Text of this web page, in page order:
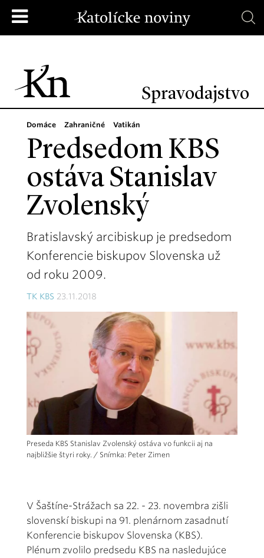
Spravodajstvo
Domáce Zahraničné Vatikán
Predsedom KBS
ostáva Stanislav
Zvolenský
Bratislavský arcibiskup je predsedom
Konferencie biskupov Slovenska už
od roku 2009.
TK KBS 23.11.2018
Preseda KBS Stanislav Zvolenský ostáva vo funkcii aj na
najbližšie štyri roky. / Snímka: Peter Zimen
V Šaštíne-Strážach sa 22. - 23. novembra zišli
slovenskí biskupi na 91. plenárnom zasadnutí
Konferencie biskupov Slovenska (KBS).
Plénum zvolilo predsedu KBS na nasledujúce